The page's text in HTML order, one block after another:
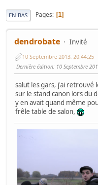
EN BAS Pages 1
dendrobate Invité
10 Septembre 2013, 20:44:25
Dernière édition: 10 Septembre
salut les gars, j'ai retrouvé
sur le stand canon lors du
y en avait quand même
frêle table de salon,